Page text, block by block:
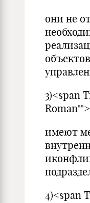
они не
3)<span
имеют
4)<span